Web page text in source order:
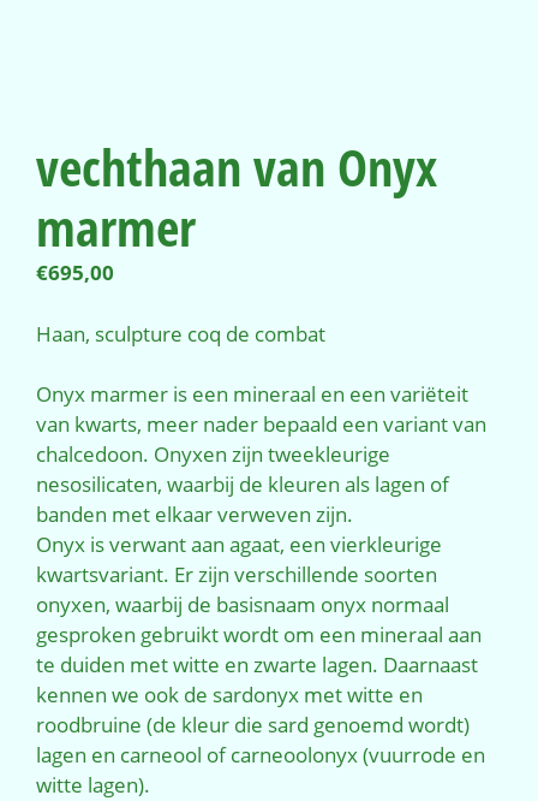
vechthaan van Onyx
marmer
€695,00
Haan, sculpture coq de combat
Onyx marmer is een mineraal en een variëteit
van kwarts, meer nader bepaald een variant van
chalcedoon. Onyxen zijn tweekleurige
nesosilicaten, waarbij de kleuren als lagen of
banden met elkaar verweven zijn.
Onyx is verwant aan agaat, een vierkleurige
kwartsvariant. Er zijn verschillende soorten
onyxen, waarbij de basisnaam onyx normaal
gesproken gebruikt wordt om een mineraal aan
te duiden met witte en zwarte lagen. Daarnaast
kennen we ook de sardonyx met witte en
roodbruine (de kleur die sard genoemd wordt)
lagen en carneool of carneoolonyx (vuurrode en
witte lagen).